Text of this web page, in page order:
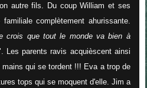
autre fils. Du coup William et ses
complètement ahurissante.
crois que tout le monde va bien à
Les parents ravis acquièscent ainsi
qui se tordent !!! Eva a trop de
tops qui se moquent d'elle. Jim a